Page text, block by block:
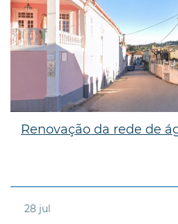
Renovação da rede de
28 jul